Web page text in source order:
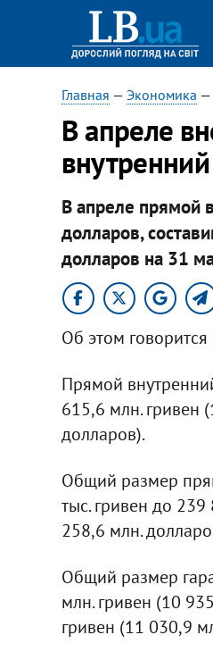
Главная — Экономика —
В апреле
В апреле прямой
долларов,
долларов на 31
Об этом
Прямой
615,6 млн. гривен
долларов).
Общий размер
тыс. гривен до
258,6 млн.
Общий размер
млн. гривен (10
гривен (11 030,9